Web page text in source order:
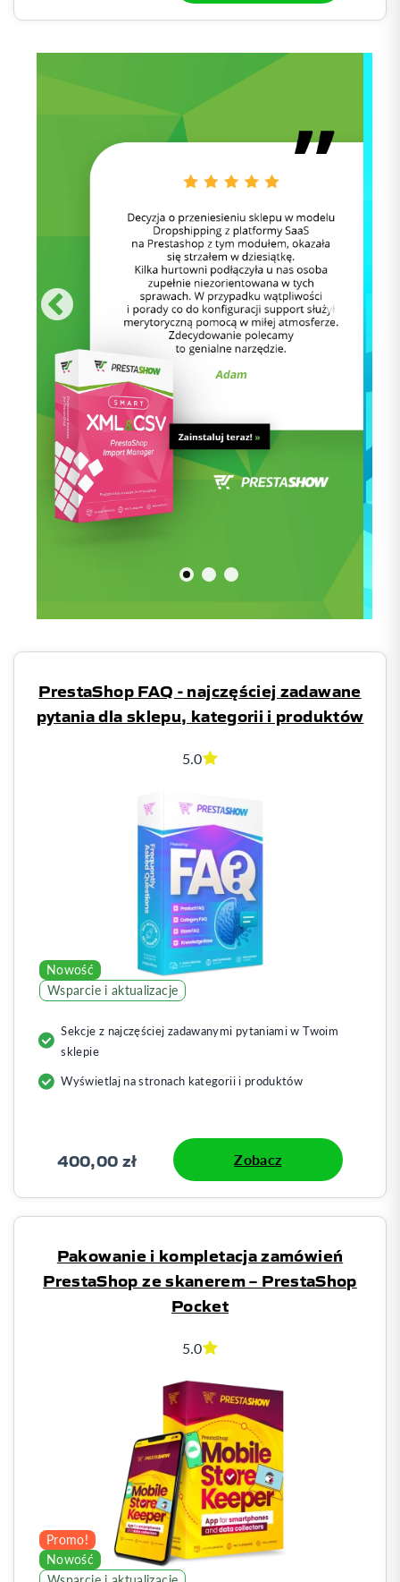
PrestaShop FAQ - najczęściej zadawane
pytania dla sklepu, kategorii i produktów
5.0
Wsparcie i aktualizacje
Nowość
Sekcje z najczęściej zadawanymi pytaniami w Twoim
sklepie
Wyświetlaj na stronach kategorii i produktów
400,00 zł Zobacz
Pakowanie i kompletacja zamówień
PrestaShop ze skanerem – PrestaShop
Pocket
5.0
Nowość
Promo!